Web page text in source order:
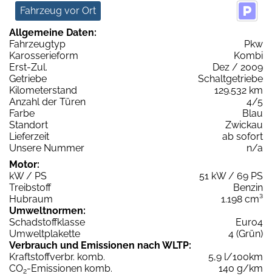
Fahrzeug vor Ort
Allgemeine Daten:
Fahrzeugtyp
Pkw
Karosserieform
Kombi
Erst-Zul.
Dez / 2009
Getriebe
Schaltgetriebe
Kilometerstand
129.532 km
Anzahl der Türen
4/5
Farbe
Blau
Standort
Zwickau
Lieferzeit
ab sofort
Unsere Nummer
n/a
Motor:
kW / PS
51 kW / 69 PS
Treibstoff
Benzin
Hubraum
1.198 cm³
Umweltnormen:
Schadstoffklasse
Euro4
Umweltplakette
4 (Grün)
Verbrauch und Emissionen nach WLTP:
Kraftstoffverbr. komb.
5,9 l/100km
CO2-Emissionen komb.
140 g/km